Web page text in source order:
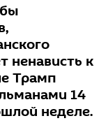
ненависть к
Трамп
14
неделе.